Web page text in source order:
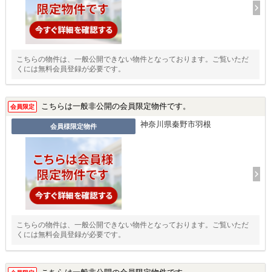
こちらの物件は、一般公開できない物件となっております。ご覧いただ
くには無料会員登録が必要です。
会員限定 こちらは一般非公開の会員限定物件です。
会員様限定物件 神奈川県秦野市羽根
こちらの物件は、一般公開できない物件となっております。ご覧いただ
くには無料会員登録が必要です。